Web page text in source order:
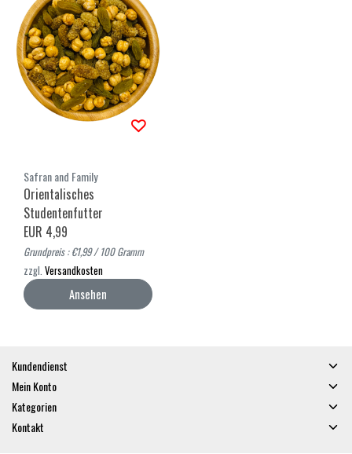
Safran and Family
Orientalisches
Studentenfutter
EUR 4,99
Grundpreis : €1,99 / 100 Gramm
zzgl. Versandkosten
Ansehen
Kundendienst
Mein Konto
Kategorien
Kontakt